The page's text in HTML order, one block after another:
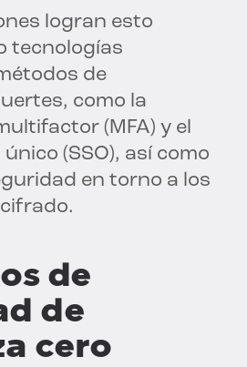
logran esto
tecnologías
de
como la
(MFA) y el
(SSO), así como
en torno a los
de
de
cero